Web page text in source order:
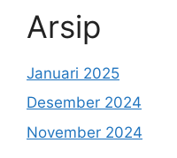
Arsip
Januari 2025
Desember 2024
November 2024